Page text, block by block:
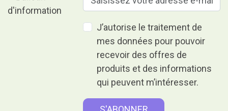
J’autorise le traitement de
mes données pour pouvoir
recevoir des offres de
produits et des informations
qui peuvent m’intéresser.